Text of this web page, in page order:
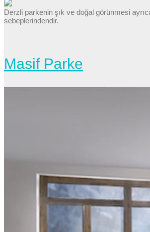
Derzli parkenin şık ve doğal görünmesi
sebeplerindendir.
Masif Parke